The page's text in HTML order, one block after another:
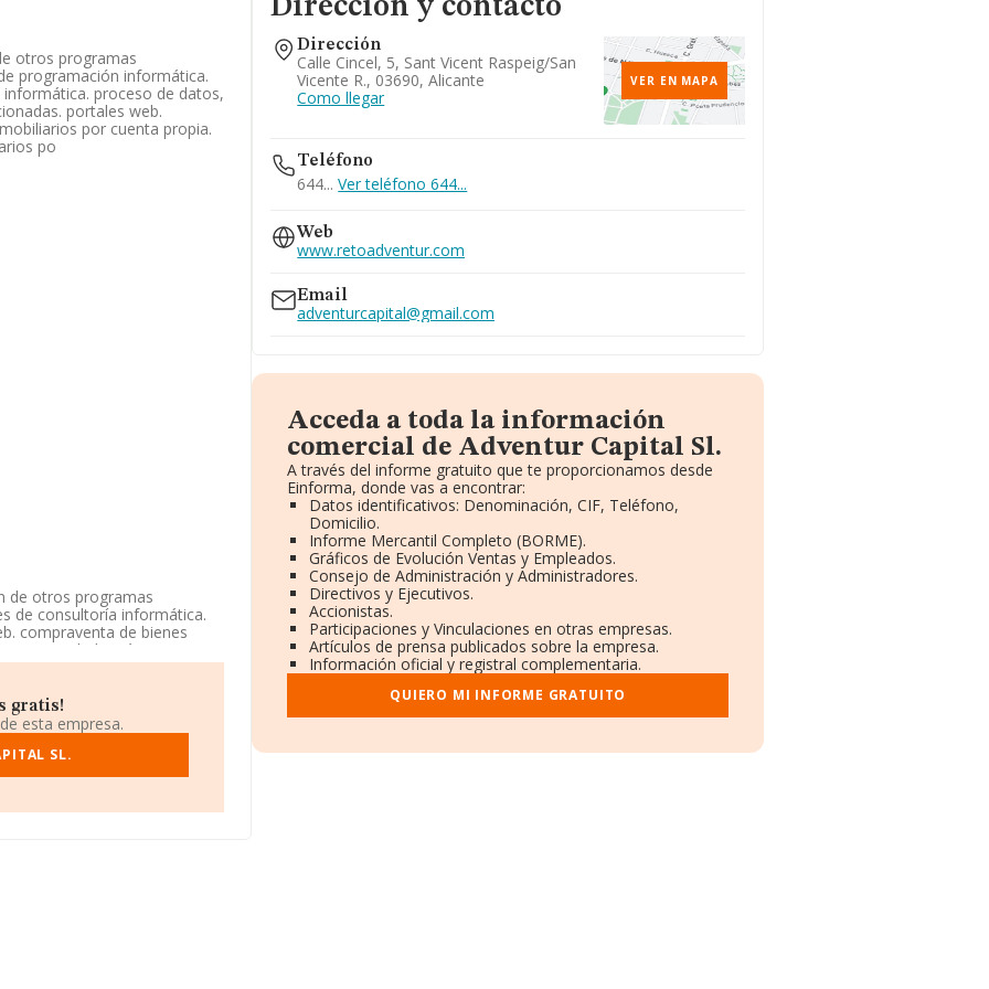
otros programas
programación informática.
proceso de datos,
portales web.
por cuenta propia.
po
de otros programas
de consultoría informática.
compraventa de bienes
sociedad está inscrita en
'Edición de libros' con
en INFORMA, el
media de sector.
rankings: ha perdido hasta
Trade S.L; en cambio,
gratis!
esta empresa.
SL.
Dirección y contacto
Dirección
Calle Cincel, 5, Sant Vicent Raspeig/san
Vicente R., 03690, Alicante
Como llegar
VER EN MAPA
Teléfono
644...Ver teléfono 644...
Web
www.retoadventur.com
Email
adventurcapital@gmail.com
Acceda a toda la información
comercial de Adventur Capital Sl.
A través del informe gratuito que te proporcionamos desde
Einforma, donde vas a encontrar:
Datos identificativos: Denominación, CIF, Teléfono,
Domicilio.
Informe Mercantil Completo (BORME).
Gráficos de Evolución Ventas y Empleados.
Consejo de Administración y Administradores.
Directivos y Ejecutivos.
Accionistas.
Participaciones y Vinculaciones en otras empresas.
Artículos de prensa publicados sobre la empresa.
Información oficial y registral complementaria.
QUIERO MI INFORME GRATUITO